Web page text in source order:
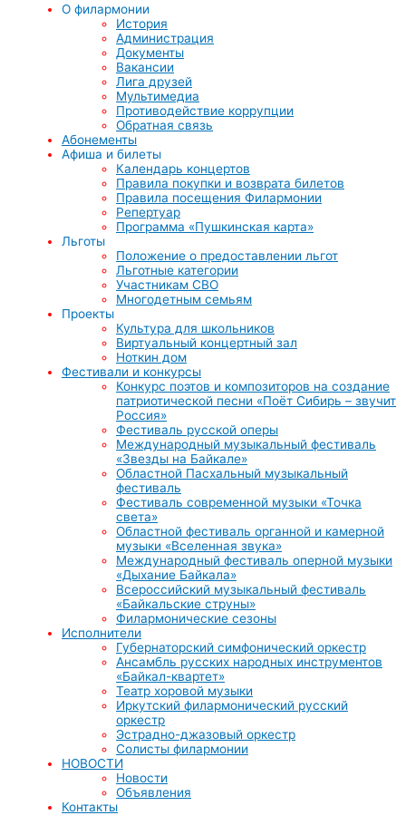
О филармонии
История
Администрация
Документы
Вакансии
Лига друзей
Мультимедиа
Противодействие коррупции
Обратная связь
Абонементы
Афиша и билеты
Календарь концертов
Правила покупки и возврата билетов
Правила посещения Филармонии
Репертуар
Программа «Пушкинская карта»
Льготы
Положение о предоставлении льгот
Льготные категории
Участникам СВО
Многодетным семьям
Проекты
Культура для школьников
Виртуальный концертный зал
Ноткин дом
Фестивали и конкурсы
Конкурс поэтов и композиторов на создание
патриотической песни «Поёт Сибирь – звучит
Россия»
Фестиваль русской оперы
Международный музыкальный фестиваль
«Звезды на Байкале»
Областной Пасхальный музыкальный
фестиваль
Фестиваль современной музыки «Точка
света»
Областной фестиваль органной и камерной
музыки «Вселенная звука»
Международный фестиваль оперной музыки
«Дыхание Байкала»
Всероссийский музыкальный фестиваль
«Байкальские струны»
Филармонические сезоны
Исполнители
Губернаторский симфонический оркестр
Ансамбль русских народных инструментов
«Байкал-квартет»
Театр хоровой музыки
Иркутский филармонический русский
оркестр
Эстрадно-джазовый оркестр
Солисты филармонии
НОВОСТИ
Новости
Объявления
Контакты